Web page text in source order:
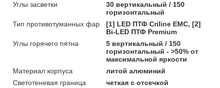
Углы засветки
30 вертикальный / 150
горизонтальный
Тип противотуманных фар
[1] LED ПТФ Crilinе EMC, [2]
Bi-LED ПТФ Premium
Углы горячего пятна
5 вертикальный / 150
горизонтальный - >50% от
максимальной яркости
Материал корпуса
литой алюминий
Светотеневая граница
четкая с отсечкой